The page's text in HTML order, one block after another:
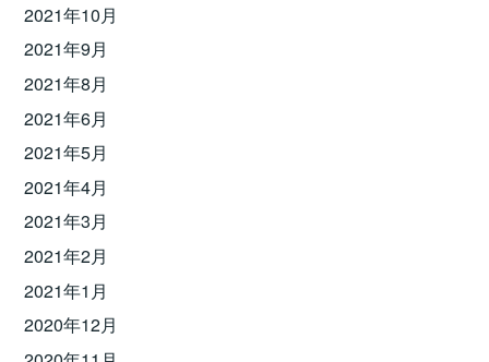
2021年10月
2021年9月
2021年8月
2021年6月
2021年5月
2021年4月
2021年3月
2021年2月
2021年1月
2020年12月